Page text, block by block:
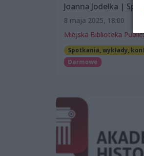
Joanna Jodełka |
8 maja 2025, 18:00
Miejska Biblioteka
Spotkania, wykłady,
Darmowe